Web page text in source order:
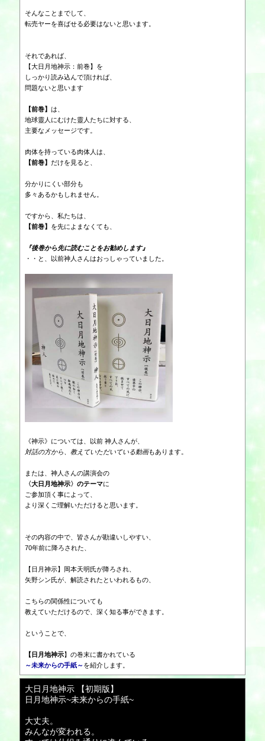
そんなことまでして、
転売ヤーを喜ばせる必要はないと思います。
それであれば、
【大日月地神示：前巻】を
しっかり読み込んで頂ければ、
問題ないと思います
【前巻】は、
地球靈人にむけた靈人たちに対する、
主要なメッセージです。
肉体を持っている肉体人は、
【前巻】だけを見ると、
分かりにくい部分も
多々あるかもしれません。
ですから、私たちは、
【前巻】 を先によまなくても、
『後巻から先に読むことをお勧めします』
・・と、以前神人さんはおっしゃっていました。
《神示》については、以前 神人さんが、
対話の方から、教えていただいている動画もあります。
または、神人さんの講演会の
〈大日月地神示〉のテーマに
ご参加頂く事によって、
より深くご理解いただけると思います。
その内容の中で、皆さんが勘違いしやすい、
70年前に降ろされた、
【日月神示】岡本天明氏が降ろされ、
矢野シン氏が、解読されたといわれるもの、
こちらの関係性についても
教えていただけるので、深く知る事ができます。
ということで、
【日月地神示】の巻末に書かれている
～未来からの手紙～ を紹介します。
大日月地神示 【初期版】
日月地神示~未来からの手紙~
大丈夫。
みんなが変われる。